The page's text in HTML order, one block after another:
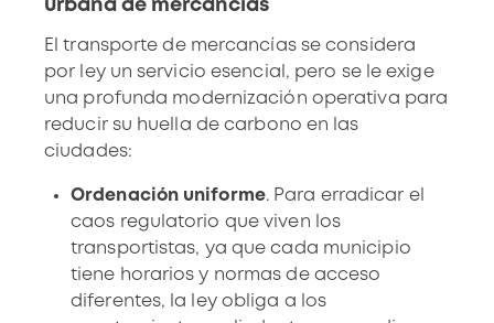
urbana de mercancías
Eltransporte de mercancíasse considera
por ley un servicio esencial, pero se le exige
una profunda modernización operativa para
reducir su huella de carbono en las
ciudades:
Ordenación uniforme. Para erradicar el
caos regulatorio que viven los
transportistas, ya que cada municipio
tiene horarios y normas de acceso
diferentes, la ley obliga a los